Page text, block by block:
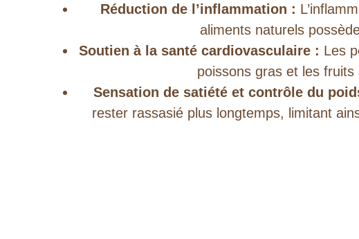
Réduction de l’inflammation :
aliments naturels
Soutien à la santé cardiovasculaire : Les
poissons gras et les
Sensation de satiété et contrôle du
rester rassasié plus longtemps, limitant